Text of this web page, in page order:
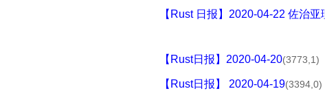
【Rust 日报】2020-04-22 佐治
【Rust日报】2020-04-20(3773,1)
【Rust日报】 2020-04-19(3394,0)